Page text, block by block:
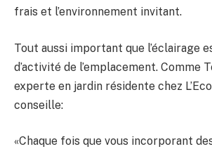
frais et l’environnement invitant.
Tout aussi important que l’éclairage
d’activité de l’emplacement. Comme
experte en jardin résidente chez
conseille:
«Chaque fois que vous incorporant